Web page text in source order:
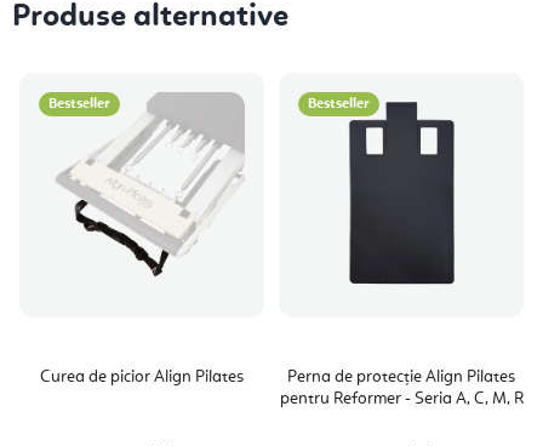
Produse alternative
Bestseller
Curea de picior Align Pilates
Bestseller
Perna de protecție Align Pilates
pentru Reformer - Seria A, C, M, R